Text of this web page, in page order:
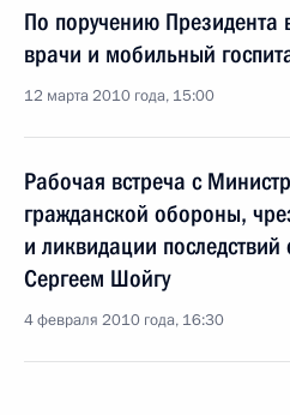
По поручению Президента
врачи и мобильный
12 марта 2010 года, 15:00
Рабочая встреча с
гражданской обороны,
и ликвидации последствий
Сергеем Шойгу
4 февраля 2010 года, 16:30